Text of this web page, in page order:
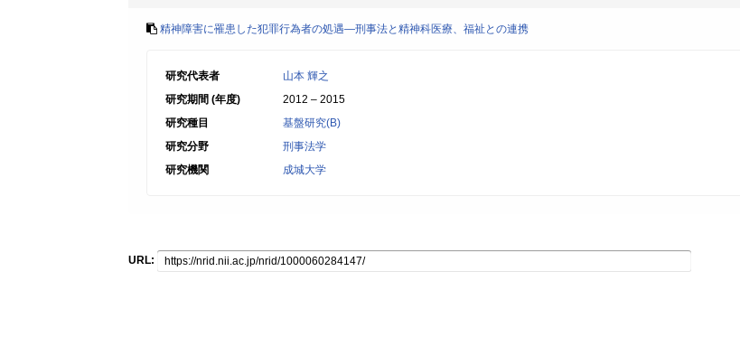
精神障害に罹患した犯罪行為者の処遇―刑事法と精神科医療、福祉との連携
研究代表者
山本 輝之
研究期間 (年度)
2012 – 2015
研究種目
基盤研究(B)
研究分野
刑事法学
研究機関
成城大学
URL: